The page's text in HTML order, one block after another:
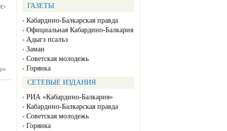
ГАЗЕТЫ
Кабардино-Балкарская правда
Официальная Кабардино-Балкария
Адыгэ псалъэ
Заман
Советская молодежь
Горянка
СЕТЕВЫЕ ИЗДАНИЯ
РИА «Кабардино-Балкария»
Кабардино-Балкарская правда
Советская молодежь
Горянка
МЧС